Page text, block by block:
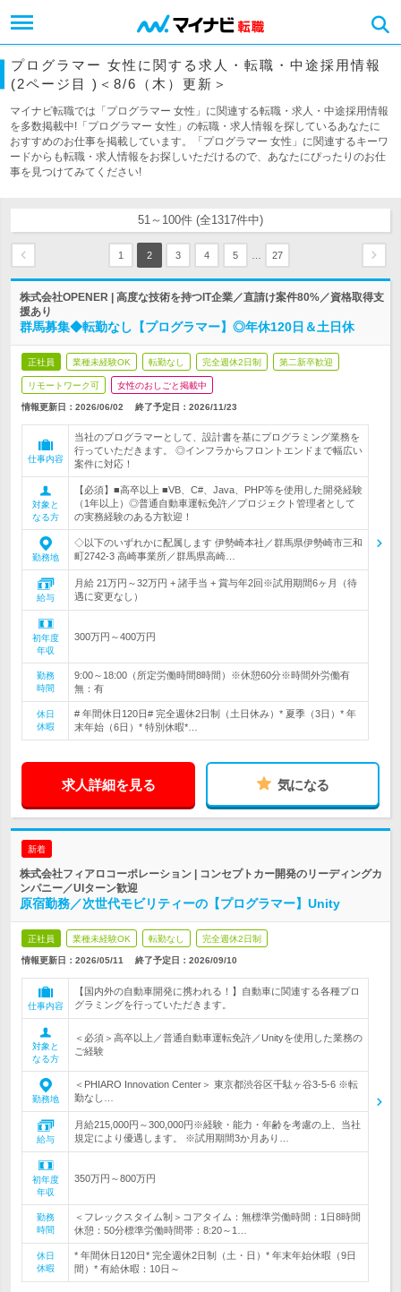
プログラマー 女性に関する求人・転職・中途採用情報
(2ページ目 )＜8/6（木）更新＞
マイナビ転職では「プログラマー 女性」に関連する転職・求人・中途採用情報
を多数掲載中!「プログラマー 女性」の転職・求人情報を探しているあなたに
おすすめのお仕事を掲載しています。「プログラマー 女性」に関連するキーワ
ードからも転職・求人情報をお探しいただけるので、あなたにぴったりのお仕
事を見つけてみてください!
51～100件 (全1317件中)
1 2 3 4 5 27
株式会社OPENER | 高度な技術を持つIT企業／直請け案件80%／資格取得支
援あり
群馬募集◆転勤なし【プログラマー】◎年休120日＆土日休
正社員 業種未経験OK 転勤なし 完全週休2日制 第二新卒歓迎
リモートワーク可 女性のおしごと掲載中
情報更新日：2026/06/02 終了予定日： 2026/11/23
仕事内容
当社のプログラマーとして、設計書を基にプログラミング業務を
行っていただきます。 ◎インフラからフロントエンドまで幅広い
案件に対応！
対象と
なる方
【必須】■高卒以上 ■VB、C#、Java、PHP等を使用した開発経験
（1年以上）◎普通自動車運転免許／プロジェクト管理者として
の実務経験のある方歓迎！
勤務地
◇以下のいずれかに配属します 伊勢崎本社／群馬県伊勢崎市三和
町2742-3 高崎事業所／群馬県高崎…
給与
月給 21万円～32万円 + 諸手当 + 賞与年2回※試用期間6ヶ月（待
遇に変更なし）
初年度
年収
300万円～400万円
勤務
時間
9:00～18:00（所定労働時間8時間）※休憩60分※時間外労働有
無：有
休日
休暇
# 年間休日120日# 完全週休2日制（土日休み）* 夏季（3日）* 年
末年始（6日）* 特別休暇*…
求人詳細を見る 気になる
新着
株式会社フィアロコーポレーション | コンセプトカー開発のリーディングカ
ンパニー／UIターン歓迎
原宿勤務／次世代モビリティーの【プログラマー】Unity
正社員 業種未経験OK 転勤なし 完全週休2日制
情報更新日：2026/05/11 終了予定日： 2026/09/10
仕事内容
【国内外の自動車開発に携われる！】自動車に関連する各種プロ
グラミングを行っていただきます。
対象と
なる方
＜必須＞高卒以上／普通自動車運転免許／Unityを使用した業務の
ご経験
勤務地
＜PHIARO Innovation Center＞ 東京都渋谷区千駄ヶ谷3-5-6 ※転
勤なし…
給与
月給215,000円～300,000円※経験・能力・年齢を考慮の上、当社
規定により優遇します。 ※試用期間3か月あり…
初年度
年収
350万円～800万円
勤務
時間
＜フレックスタイム制＞コアタイム：無標準労働時間：1日8時間
休憩：50分標準労働時間帯：8:20～1…
休日
休暇
* 年間休日120日* 完全週休2日制（土・日）* 年末年始休暇（9日
間）* 有給休暇：10日～